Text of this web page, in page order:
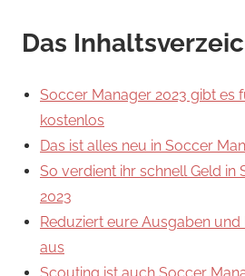
Das
Soccer Manager 2023 gibt es
kostenlos
Das ist alles neu in Soccer
So verdient ihr schnell Geld in
2023
Reduziert eure Ausgaben
aus